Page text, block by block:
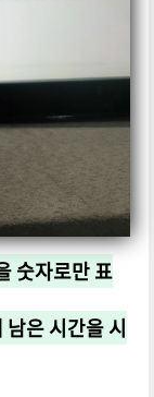
숫자로만 표
은 시간을 시